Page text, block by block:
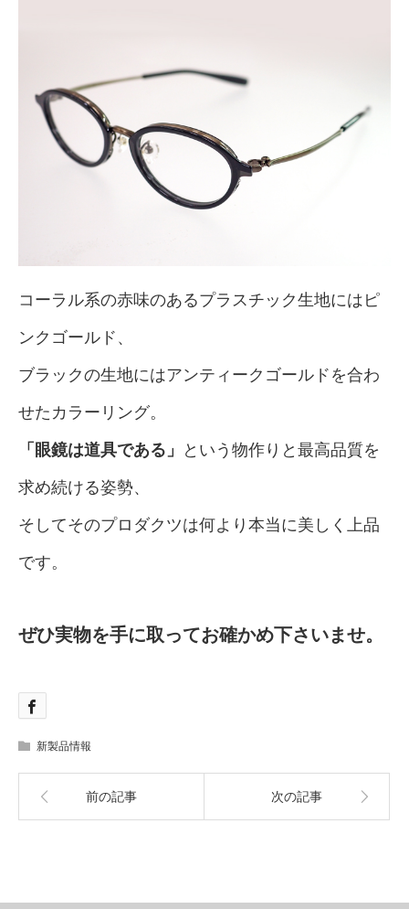
コーラル系の赤味のあるプラスチック生地にはピ
ンクゴールド、
ブラックの生地にはアンティークゴールドを合わ
せたカラーリング。
「眼鏡は道具である」 という物作りと最高品質を
求め続ける姿勢、
そしてそのプロダクツは何より本当に美しく上品
です。
ぜひ実物を手に取ってお確かめ下さいませ。
新製品情報
前の記事 次の記事